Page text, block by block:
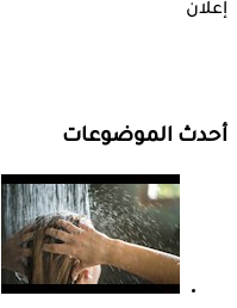
إعلان
أحدث الموضوعات